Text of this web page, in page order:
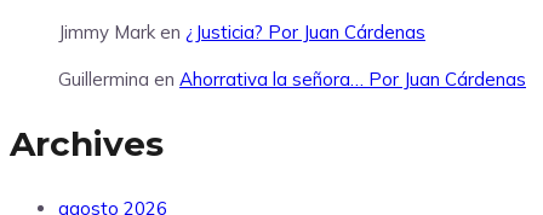
Jimmy Mark en ¿Justicia? Por Juan Cárdenas
Guillermina en Ahorrativa la señora… Por Juan Cárdenas
Archives
agosto 2026